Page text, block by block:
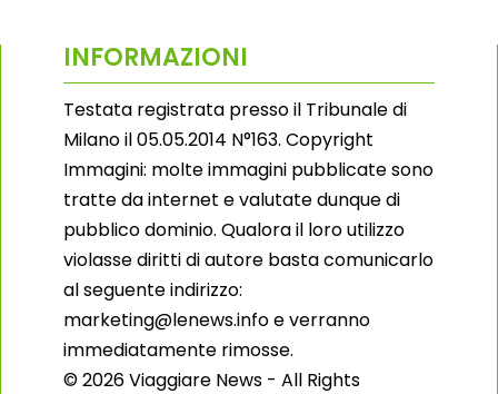
INFORMAZIONI
Testata registrata presso il Tribunale di
Milano il 05.05.2014 N°163. Copyright
Immagini: molte immagini pubblicate sono
tratte da internet e valutate dunque di
pubblico dominio. Qualora il loro utilizzo
violasse diritti di autore basta comunicarlo
al seguente indirizzo:
marketing@lenews.info e verranno
immediatamente rimosse.
© 2026 Viaggiare News - All Rights